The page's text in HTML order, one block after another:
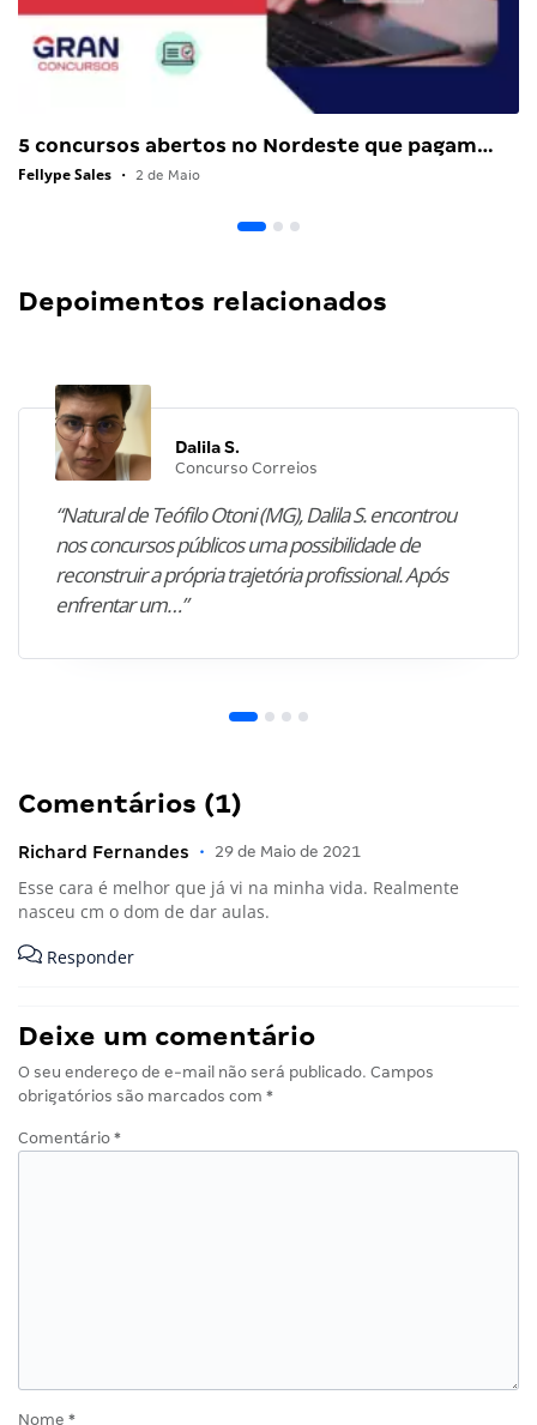
5 concursos abertos no Nordeste que pagam…
Fellype Sales • 2 de Maio
Depoimentos relacionados
Dalila S.
Concurso Correios
“Natural de Teófilo Otoni (MG), Dalila S. encontrou
nos concursos públicos uma possibilidade de
reconstruir a própria trajetória profissional. Após
enfrentar um…”
Comentários (1)
Richard Fernandes • 29 de Maio de 2021
Esse cara é melhor que já vi na minha vida. Realmente
nasceu cm o dom de dar aulas.
Responder
Deixe um comentário
O seu endereço de e-mail não será publicado. Campos
obrigatórios são marcados com *
Comentário *
Nome *